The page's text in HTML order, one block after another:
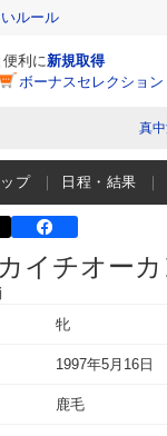
ルール
便利に新規取得
ボーナスセレクショ
真
プ 日程・結果
イチオーカ
牝
1997年5月16日
鹿毛